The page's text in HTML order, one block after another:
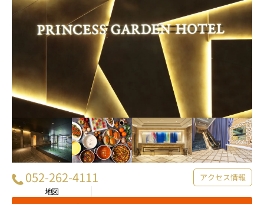
052-262-4111
アクセス情報
地図